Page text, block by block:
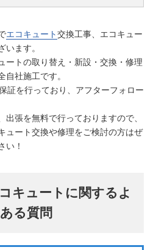
エコキュート交換工事、エコキュー
います。
ートの取り替え・新設・交換・修理
自社施工です。
証を行っており、アフターフォロー
出張を無料で行っておりますので、
ュート交換や修理をご検討の方はぜ
い！
キュートに関するよ
る質問